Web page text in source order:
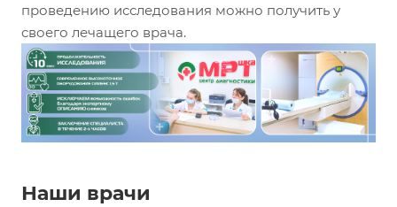
проведению исследования можно получить у
своего лечащего врача.
Наши врачи